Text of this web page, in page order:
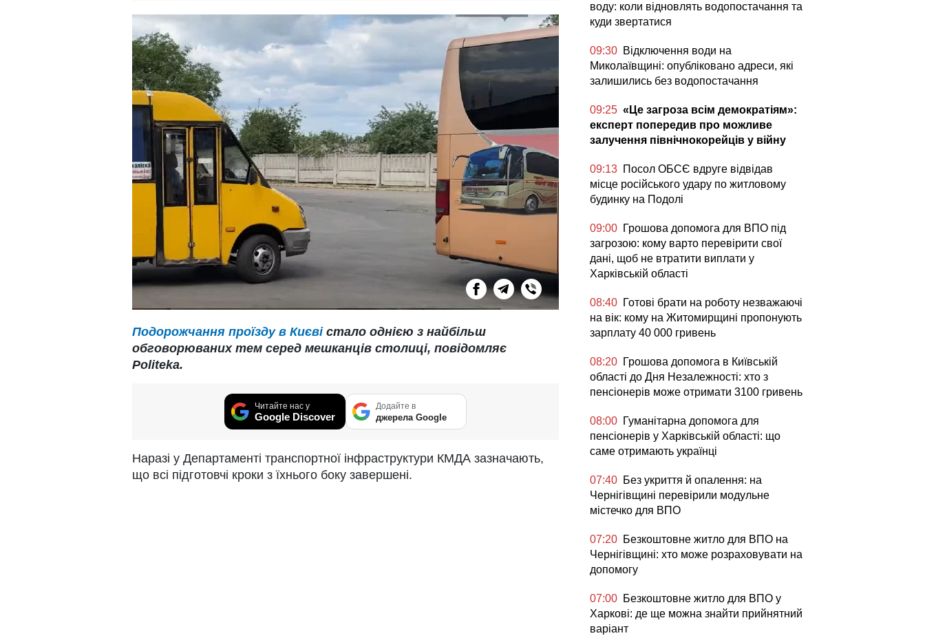
Подорожчання проїзду в Києвістало однією з найбільш
обговорюваних тем серед мешканців столиці, повідомляє
Politeka.
Читайте нас у
Google Discover
Додайте в
джерела Google
Наразі у Департаменті транспортної інфраструктури КМДА зазначають,
що всі підготовчі кроки з їхнього боку завершені.
воду: коли відновлять водопостачання та
куди звертатися
09:30 Відключення води на
Миколаївщині: опубліковано адреси, які
залишились без водопостачання
09:25 «Це загроза всім демократіям»:
експерт попередив про можливе
залучення північнокорейців у війну
09:13 Посол ОБСЄ вдруге відвідав
місце російського удару по житловому
будинку на Подолі
09:00 Грошова допомога для ВПО під
загрозою: кому варто перевірити свої
дані, щоб не втратити виплати у
Харківській області
08:40 Готові брати на роботу незважаючі
на вік: кому на Житомирщині пропонують
зарплату 40 000 гривень
08:20 Грошова допомога в Київській
області до Дня Незалежності: хто з
пенсіонерів може отримати 3100 гривень
08:00 Гуманітарна допомога для
пенсіонерів у Харківській області: що
саме отримають українці
07:40 Без укриття й опалення: на
Чернігівщині перевірили модульне
містечко для ВПО
07:20 Безкоштовне житло для ВПО на
Чернігівщині: хто може розраховувати на
допомогу
07:00 Безкоштовне житло для ВПО у
Харкові: де ще можна знайти прийнятний
варіант